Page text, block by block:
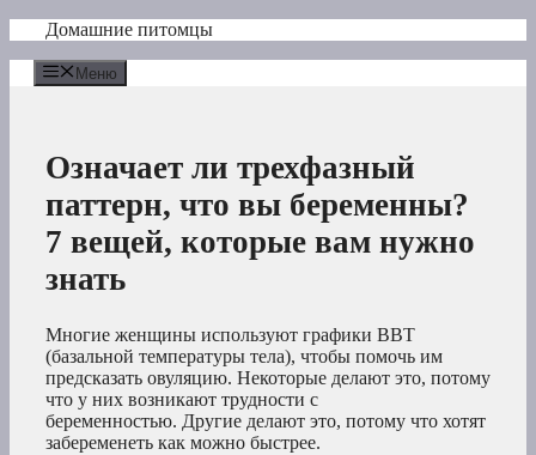
Перейти
содержимому
Домашние питомцы
Меню
Означает ли трехфазный
паттерн, что вы беременны?
7 вещей, которые вам нужно
знать
Многие женщины используют графики BBT
(базальной температуры тела), чтобы помочь им
предсказать овуляцию. Некоторые делают это, потому
что у них возникают трудности с
беременностью. Другие делают это, потому что хотят
забеременеть как можно быстрее.